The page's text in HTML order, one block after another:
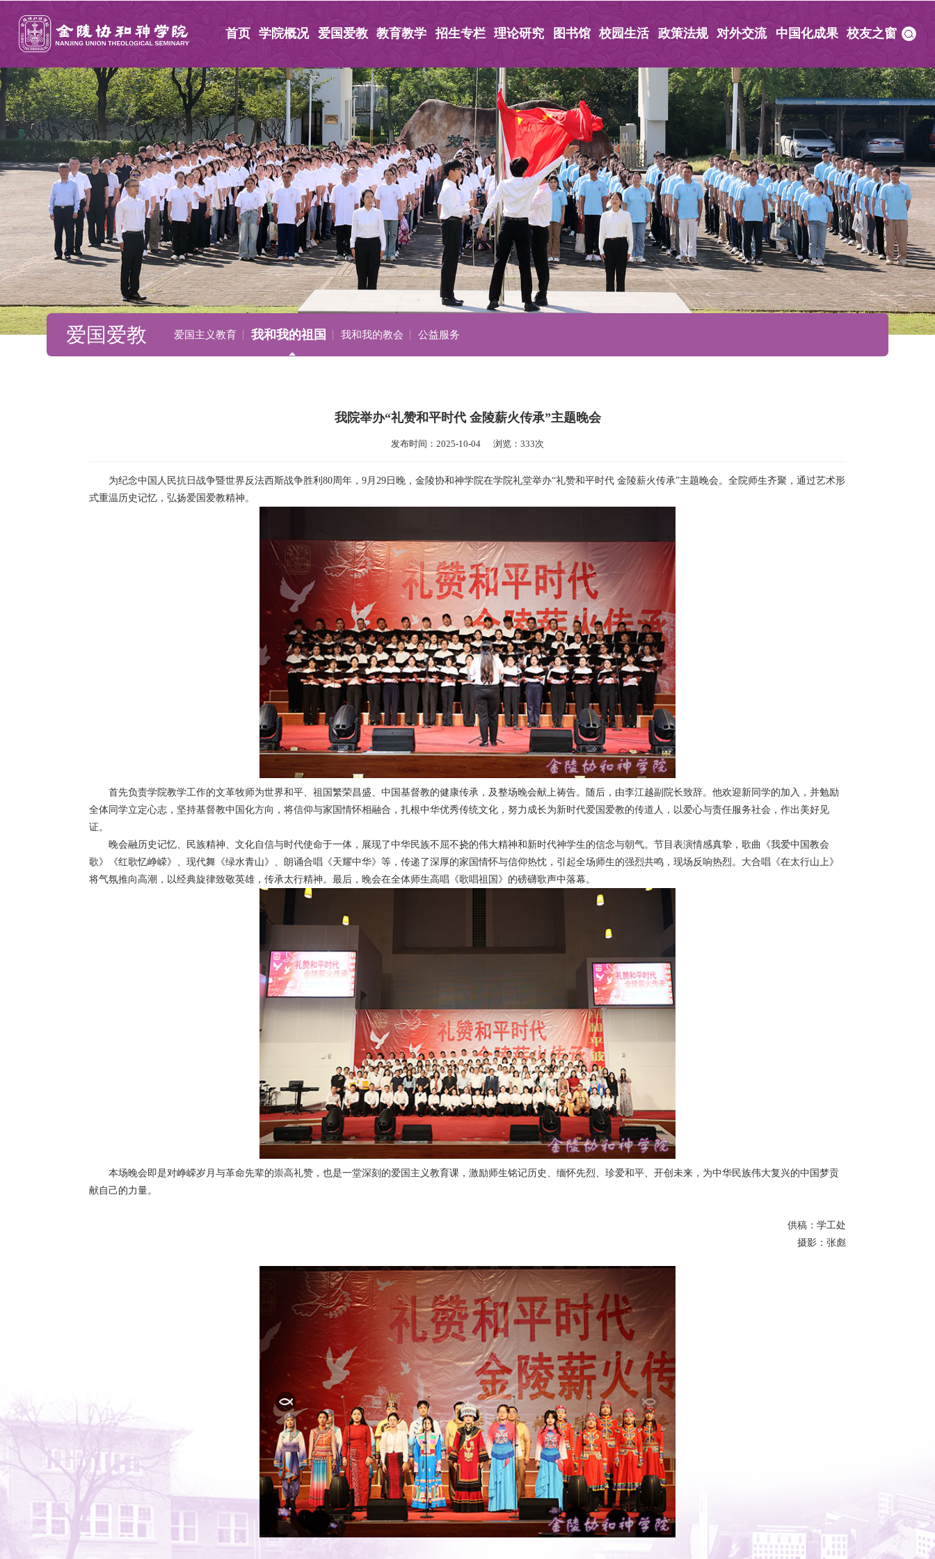
首页 学院概况 爱国爱教 教育教学 招生专栏 理论研究 图书馆 校园生活 政策法规 对外交流 中国化成果 校友之窗
爱国爱教 爱国主义教育 我和我的祖国 我和我的教会 公益服务
我院举办“礼赞和平时代 金陵薪火传承”主题晚会
发布时间：2025-10-04      浏览：333次
为纪念中国人民抗日战争暨世界反法西斯战争胜利80周年，9月29日晚，金陵协和神学院在学院礼堂举办“礼赞和平时代 金陵薪火传承”主题晚会。全院师生齐聚，通过艺术形
式重温历史记忆，弘扬爱国爱教精神。
首先负责学院教学工作的文革牧师为世界和平、祖国繁荣昌盛、中国基督教的健康传承，及整场晚会献上祷告。随后，由李江越副院长致辞。他欢迎新同学的加入，并勉励
全体同学立定心志，坚持基督教中国化方向，将信仰与家国情怀相融合，扎根中华优秀传统文化，努力成长为新时代爱国爱教的传道人，以爱心与责任服务社会，作出美好见
证。
晚会融历史记忆、民族精神、文化自信与时代使命于一体，展现了中华民族不屈不挠的伟大精神和新时代神学生的信念与朝气。节目表演情感真挚，歌曲《我爱中国教会
歌》《红歌忆峥嵘》、现代舞《绿水青山》、朗诵合唱《天耀中华》等，传递了深厚的家国情怀与信仰热忱，引起全场师生的强烈共鸣，现场反响热烈。大合唱《在太行山上》
将气氛推向高潮，以经典旋律致敬英雄，传承太行精神。最后，晚会在全体师生高唱《歌唱祖国》的磅礴歌声中落幕。
本场晚会即是对峥嵘岁月与革命先辈的崇高礼赞，也是一堂深刻的爱国主义教育课，激励师生铭记历史、缅怀先烈、珍爱和平、开创未来，为中华民族伟大复兴的中国梦贡
献自己的力量。
供稿：学工处
摄影：张彪